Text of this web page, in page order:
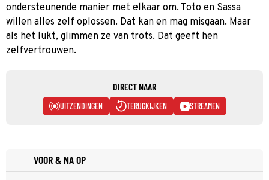
ondersteunende manier met elkaar om. Toto en Sassa
willen alles zelf oplossen. Dat kan en mag misgaan. Maar
als het lukt, glimmen ze van trots. Dat geeft hen
zelfvertrouwen.
DIRECT NAAR
UITZENDINGEN TERUGKIJKEN STREAMEN
VOOR & NA OP